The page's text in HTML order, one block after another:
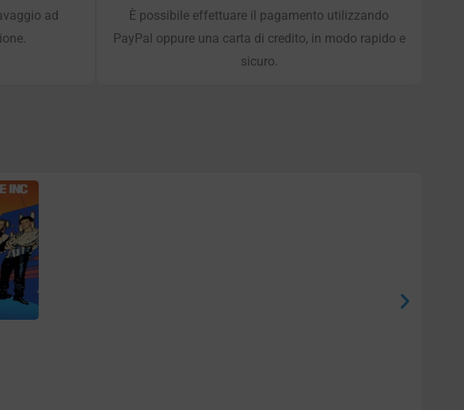
ad
È possibile effettuare il pagamento utilizzando
PayPal oppure una carta di credito, in modo rapido e
sicuro.